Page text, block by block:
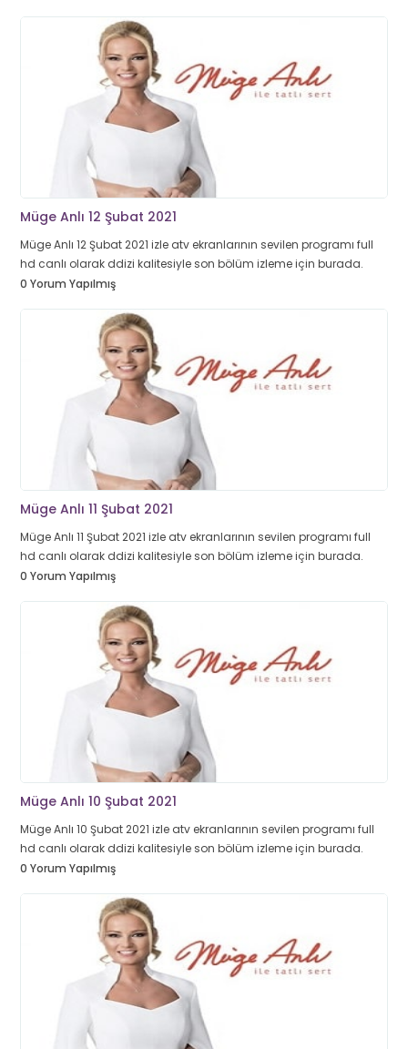
Müge Anlı 12 Şubat 2021
Müge Anlı 12 Şubat 2021 izle atv ekranlarının sevilen programı full
hd canlı olarak ddizi kalitesiyle son bölüm izleme için burada.
0 Yorum Yapılmış
Müge Anlı 11 Şubat 2021
Müge Anlı 11 Şubat 2021 izle atv ekranlarının sevilen programı full
hd canlı olarak ddizi kalitesiyle son bölüm izleme için burada.
0 Yorum Yapılmış
Müge Anlı 10 Şubat 2021
Müge Anlı 10 Şubat 2021 izle atv ekranlarının sevilen programı full
hd canlı olarak ddizi kalitesiyle son bölüm izleme için burada.
0 Yorum Yapılmış